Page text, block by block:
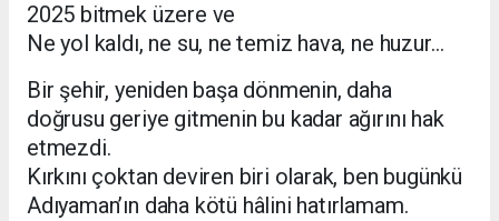
2025 bitmek üzere ve
Ne yol kaldı, ne su, ne temiz hava, ne huzur…
Bir şehir, yeniden başa dönmenin, daha
doğrusu geriye gitmenin bu kadar ağırını hak
etmezdi.
Kırkını çoktan deviren biri olarak, ben bugünkü
Adıyaman’ın daha kötü hâlini hatırlamam.